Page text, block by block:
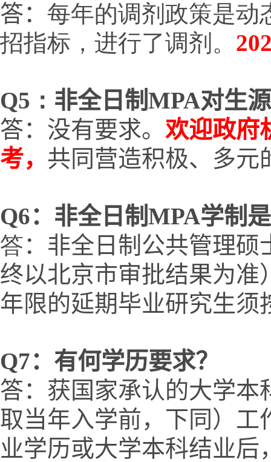
答： 每年的调剂政策是动
招指标，进行了调剂。
Q5： 非全日制MPA对生
答：没有要求。 欢迎政府
考， 共同营造积极、多元
Q6：非全日制MPA学制
答：非全日制公共管理
终以北京市审批结果为准
年限的延期毕业研究生
Q7：有何学历要求？
答：获国家承认的大学本
取当年入学前，下同）工
业学历或大学本科结业